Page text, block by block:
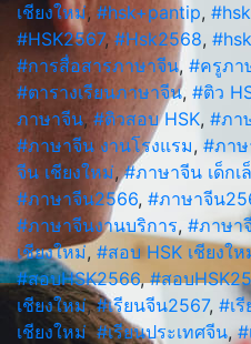
เชียงใหม่, #hsk+pantip,
#HSK2567, #Hsk2568,
#การสื่อสารภาษาจีน, #ครูภา
#ตารางเรียนภาษาจีน, #ติว
ภาษาจีน, #ติวสอบ HSK, #ภา
#ภาษาจีน งานโรงแรม, #ภา
จีน เชียงใหม่,#ภาษาจีน เด็กเ
#ภาษาจีน2566, #ภาษาจีน
#ภาษาจีนงานบริการ, #ภาษา
เชียงใหม่, #สอบ HSK เชียงให
#สอบHSK2566,#สอบ
เชียงใหม่,#เรียนจีน2567, #เ
เชียงใหม่,#เรียนประเทศจีน,